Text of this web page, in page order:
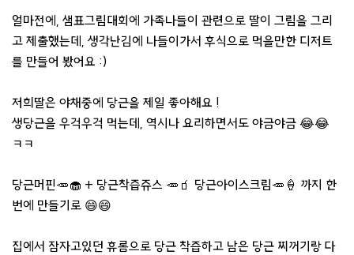
얼마전에, 샘표그림대회에 가족나들이 관련으로 딸이 그림을 그리
고 제출했는데, 생각난김에 나들이가서 후식으로 먹을만한 디저트
를 만들어 봤어요 :)
저희딸은 야채중에 당근을 제일 좋아해요 !
생당근을 우걱우걱 먹는데, 역시나 요리하면서도 야금야금 😂😂
ㅋㅋ
당근머핀🥕🧁 + 당근착즙쥬스 🥕🧃 당근아이스크림🥕🍦 까지 한
번에 만들기로 😄😄
집에서 잠자고있던 휴롬으로 당근 착즙하고 남은 당근 찌꺼기랑 다